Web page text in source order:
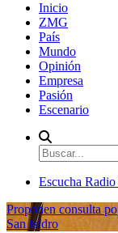
Inicio
ZMG
País
Mundo
Opinión
Empresa
Pasión
Escenario
Escucha
Proponen consulta
San Isidro